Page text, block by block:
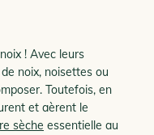
! Avec leurs
noix, noisettes ou
Toutefois, en
et aèrent le
sèche essentielle au